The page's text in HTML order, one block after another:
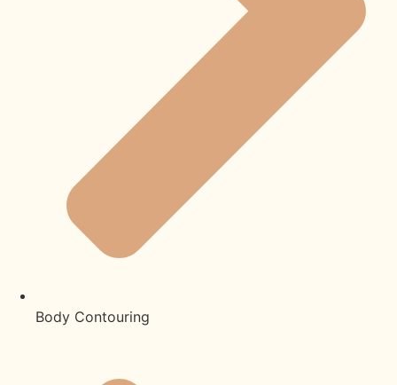
Body Contouring